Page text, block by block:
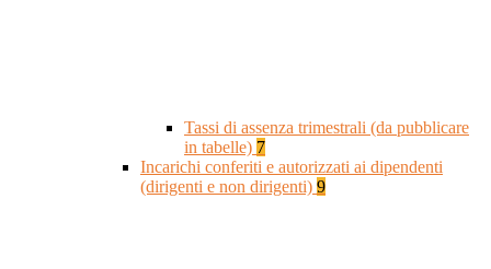
Tassi di assenza trimestrali (da pubblicare
in tabelle) 7
Incarichi conferiti e autorizzati ai dipendenti
(dirigenti e non dirigenti) 9